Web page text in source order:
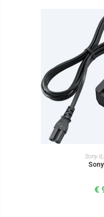
IN DEN
Sony
€